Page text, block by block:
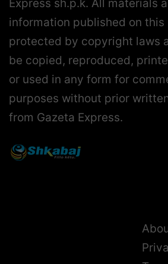
Express sh.p.k. All materials
information published on this
protected by copyright laws
be copied, reproduced,
or used in any form for
purposes without prior
from Gazeta Express.